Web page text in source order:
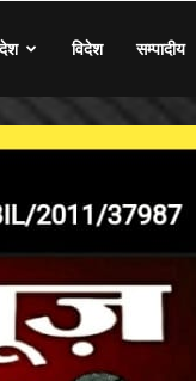
देश विदेश सम्पादीय